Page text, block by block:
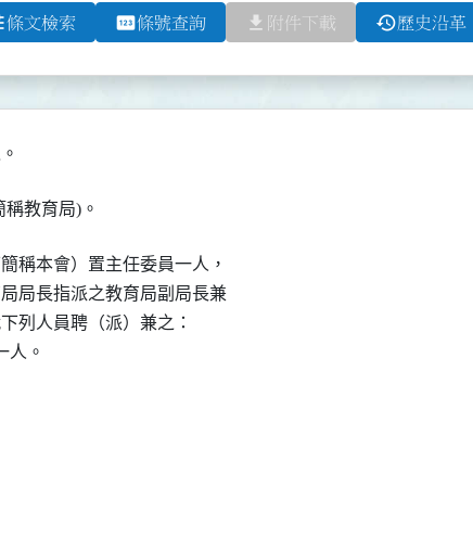
條文檢索 pin條號查詢 file_download 附件下載 history歷史沿革
教育局)。
稱本會）置主任委員一人，
局長指派之教育局副局長兼
列人員聘（派）兼之：
人。